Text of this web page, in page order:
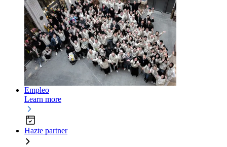
Empleo
Learn more
Hazte partner